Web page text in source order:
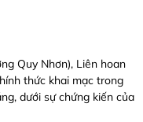
Quy Nhơn), Liên hoan
thức khai mạc trong
dưới sự chứng kiến của